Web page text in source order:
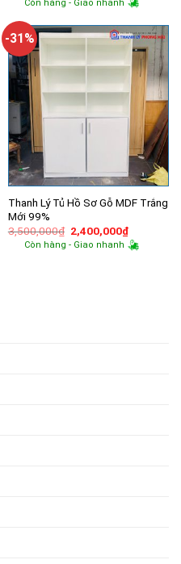
là:
tại
Còn hàng - Giao nhanh
-31%
Thanh Lý Tủ Hồ Sơ Gỗ MDF Trắng
Mới 99%
3,500,000₫ Giá
gốc
là:
2,400,000₫Giá
hiện
tại
Còn hàng - Giao nhanh